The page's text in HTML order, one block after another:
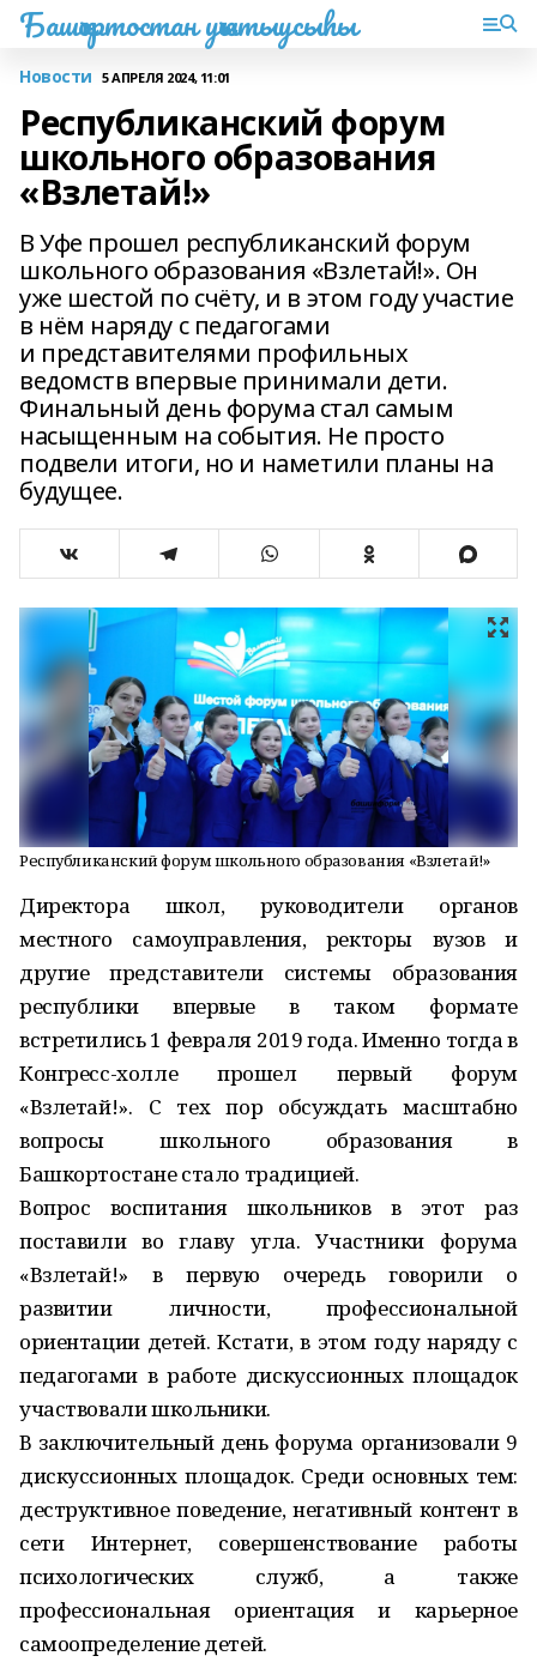
Башҡортостан уҡытыусыһы
Новости 5 АПРЕЛЯ 2024, 11:01
Республиканский форум
школьного образования
«Взлетай!»
В Уфе прошел республиканский форум
школьного образования «Взлетай!». Он
уже шестой по счёту, и в этом году участие
в нём наряду с педагогами
и представителями профильных
ведомств впервые принимали дети.
Финальный день форума стал самым
насыщенным на события. Не просто
подвели итоги, но и наметили планы на
будущее.
Республиканский форум школьного образования «Взлетай!»
Директора школ, руководители органов
местного самоуправления, ректоры вузов и
другие представители системы образования
республики впервые в таком формате
встретились 1 февраля 2019 года. Именно тогда в
Конгресс-холле прошел первый форум
«Взлетай!». С тех пор обсуждать масштабно
вопросы школьного образования в
Башкортостане стало традицией.
Вопрос воспитания школьников в этот раз
поставили во главу угла. Участники форума
«Взлетай!» в первую очередь говорили о
развитии личности, профессиональной
ориентации детей. Кстати, в этом году наряду с
педагогами в работе дискуссионных площадок
участвовали школьники.
В заключительный день форума организовали 9
дискуссионных площадок. Среди основных тем:
деструктивное поведение, негативный контент в
сети Интернет, совершенствование работы
психологических служб, а также
профессиональная ориентация и карьерное
самоопределение детей.